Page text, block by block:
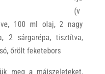
(v
100 ml olaj, 2 nagy
2 sárgarépa, tisztítva,
őrölt feketebors
meg a májszeleteket,